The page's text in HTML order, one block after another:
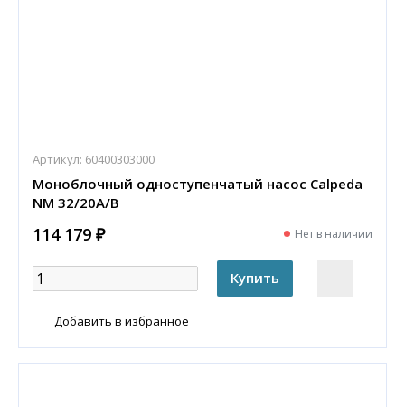
Артикул: 60400303000
Моноблочный одноступенчатый насос Calpeda
NM 32/20A/B
114 179 ₽ Нет в наличии
Добавить в избранное